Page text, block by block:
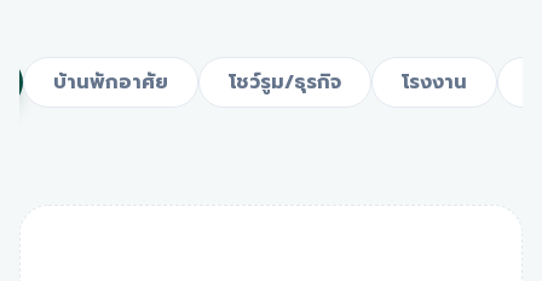
บ้านพักอาศัย โชว์รูม/ธุรกิจ โรงงาน